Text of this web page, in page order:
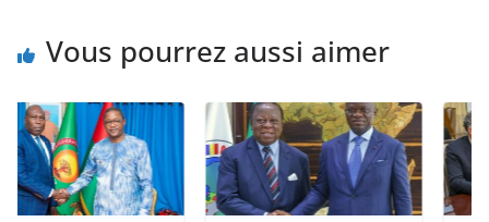
Vous pourrez aussi aimer